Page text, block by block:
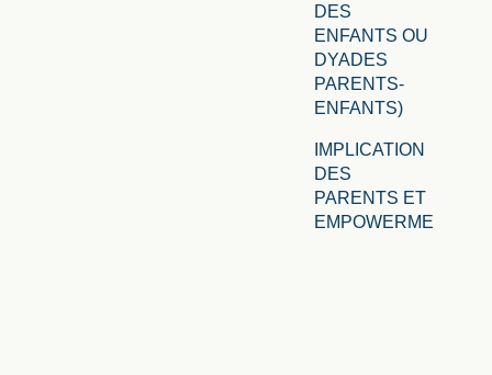
DES
ENFANTS OU
DYADES
PARENTS-
ENFANTS)
IMPLICATION
DES
PARENTS ET
EMPOWERMENT